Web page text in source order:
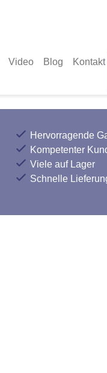
Video Blog
Kontakt
Hervorragende
Kompetenter
Viele auf Lager
Schnelle